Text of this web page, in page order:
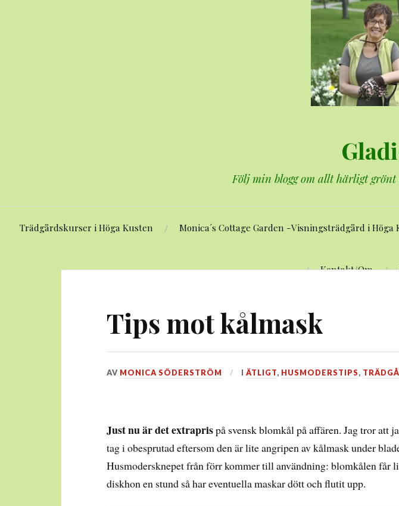
Följ min blogg om allt härligt
Trädgårdskurser i Höga Kusten Monica´s Cottage Garden -Visningsträdgård i Höga
Kontakt/Om
Tips mot kålmask
DEN
AV MONICA SÖDERSTRÖM I ÄTLIGT, HUSMODERSTIPS,
Just nu är det extraprispå svensk blomkål på affären. Jag tror att
tag i obesprutad eftersom den är lite angripen av kålmask under
Husmodersknepet från förr kommer till användning: blomkålen får
diskhon en stund så har eventuella maskar dött och flutit upp.